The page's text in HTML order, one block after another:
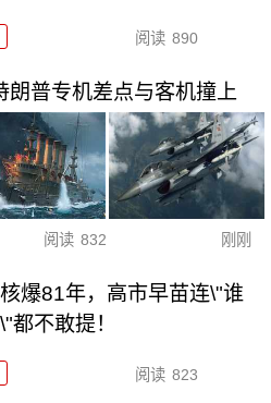
阅读 890
朗普专机差点与客机撞上
阅读 832 刚刚
爆81年，高市早苗连\"谁
都不敢提！
阅读 823